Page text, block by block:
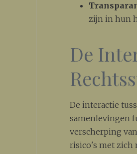
zijn in hun
De
De interactie
samenlevingen
verscherping
risico's met zich